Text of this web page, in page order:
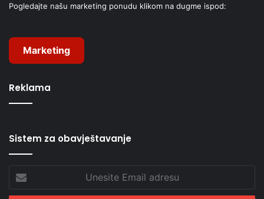
Pogledajte našu marketing ponudu klikom na dugme ispod:
Marketing
Reklama
Sistem za obavještavanje
Email
adresu